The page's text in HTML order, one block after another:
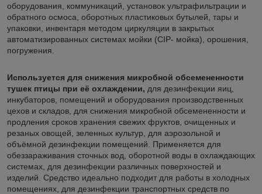
оборудования, коммуникаций, установок ультрафильтрации и
обратного осмоса, оборотных пластиковых бутылей, тары и
упаковки, инвентаря методом циркуляции в закрытых
автоматизированных системах мойки (CIP- мойка), орошения,
погружения.
Используется для снижения микробной обсемененности
тушек птицы при её охлаждении, для дезинфекции яиц,
инкубаторов, помещений и оборудования производственных
цехов и складов, для снижения микробной обсемененности и
продления сроков хранения свежих фруктов, очищенных и
резаных овощей, зеленных культур, для аэрозольной и
объёмной дезинфекции помещений. Применяется для
обеззараживания сточных вод, оборотной воды в охлаждающих
системах, для дезинфекции различных поверхностей и
изделий. Средство идеально подходит для работы в холодных
помещениях, для дезинфекции транспортных средств по